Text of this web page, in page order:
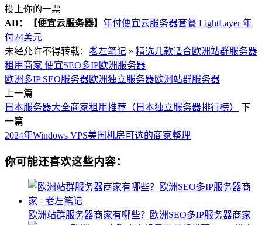
投上你的一票
AD：
【便宜云服务器】 年付便宜云服务器套餐 LightLayer 年
付24美元
未经允许不得转载： 老左笔记 » 精选几款适合欧洲站群服务器
租用商家 便宜SEO多IP欧洲服务器
欧洲多IP SEO服务器欧洲独立服务器欧洲站群服务器
上一篇
日本服务器大全商家租用推荐（日本独立服务器排行榜）
下
一篇
2024年Windows VPS美国机房可选的商家整理
你可能还喜欢这些内容：
欧洲站群服务器商家有哪些？欧洲SEO多IP服务器商家